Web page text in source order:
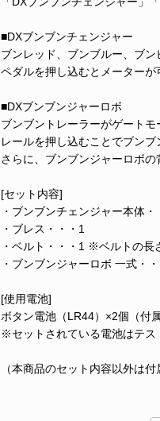
■DXブンブンチェンジャー
ブンレッド、ブンブルー、ブン
ペダルを押し込むとメーターが
■DXブンブンジャーロボ
ブンブントレーラーがゲートモ
レールを押し込むことでブン
さらに、ブンブンジャーロボ
[セット内容]
・ブンブンチェンジャー本体・
・ブレス・・・1
・ベルト・・・1 ※ベルトの長
・ブンブンジャーロボ 一式・・
[使用電池]
ボタン電池（LR44）×2個（付属
※セットされている電池はテス
（本商品のセット内容以外は付